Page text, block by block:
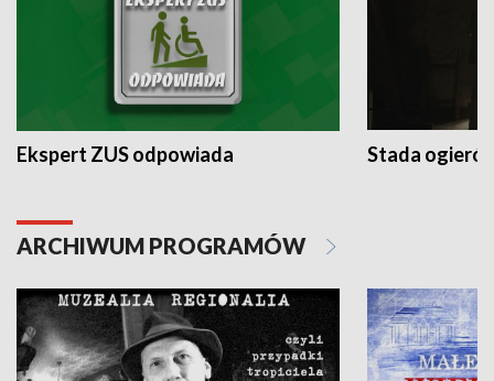
Ekspert ZUS odpowiada Stada
ARCHIWUM PROGRAMÓW